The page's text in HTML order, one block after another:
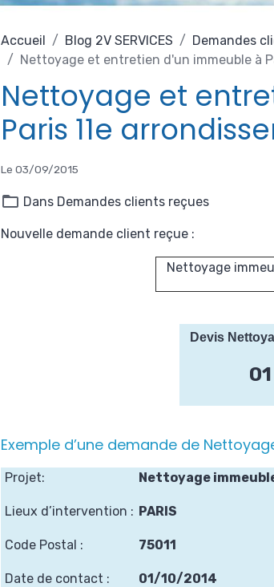
Accueil Blog 2V SERVICES
Demandes
Nettoyage et entretien d'un immeuble à
Nettoyage et
Paris 11e
Le 03/09/2015
Dans Demandes clients reçues
Nouvelle demande client reçue :
Nettoyage
Devis
Exemple d’une demande de
Projet: Nettoyage
Lieux d’intervention : PARIS
Code Postal : 75011
Date de contact : 01/10/2014